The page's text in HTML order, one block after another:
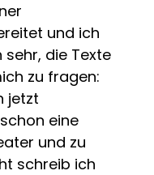
und ich
die Texte
zu fragen:
jetzt
eine
und zu
schreib ich